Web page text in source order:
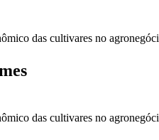
das cultivares no
das cultivares no